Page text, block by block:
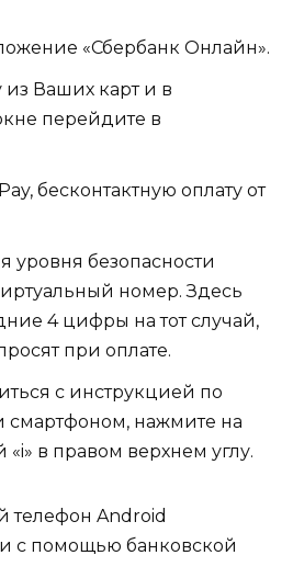
«Сбербанк Онлайн».
Ваших карт и в
перейдите в
бесконтактную оплату от
безопасности
номер. Здесь
4 цифры на тот случай,
при оплате.
с инструкцией по
смартфоном, нажмите на
«i» в правом верхнем углу.